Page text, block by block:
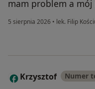
mam problem a
5 sierpnia 2026 • lek. Filip
K Krzysztof Numer